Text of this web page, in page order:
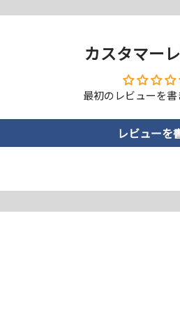
するインナ
のための背面保護フィルムです。
カスタマー
最初のレビューを書
レビューを